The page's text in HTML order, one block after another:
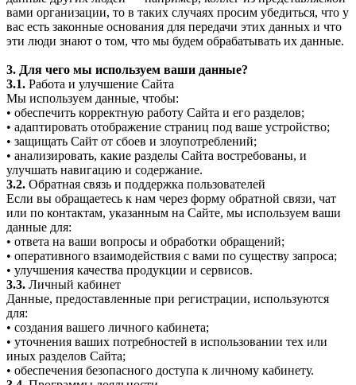
вами организации, то в таких случаях просим убедиться, что у
вас есть законные основания для передачи этих данных и что
эти люди знают о том, что мы будем обрабатывать их данные.
3. Для чего мы используем ваши данные?
3.1. Работа и улучшение Сайта
Мы используем данные, чтобы:
• обеспечить корректную работу Сайта и его разделов;
• адаптировать отображение страниц под ваше устройство;
• защищать Сайт от сбоев и злоупотреблений;
• анализировать, какие разделы Сайта востребованы, и
улучшать навигацию и содержание.
3.2. Обратная связь и поддержка пользователей
Если вы обращаетесь к нам через форму обратной связи, чат
или по контактам, указанным на Сайте, мы используем ваши
данные для:
• ответа на ваши вопросы и обработки обращений;
• оперативного взаимодействия с вами по существу запроса;
• улучшения качества продукции и сервисов.
3.3. Личный кабинет
Данные, предоставленные при регистрации, используются
для:
• создания вашего личного кабинета;
• уточнения ваших потребностей в использовании тех или
иных разделов Сайта;
• обеспечения безопасного доступа к личному кабинету.